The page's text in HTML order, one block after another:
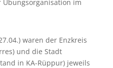
Übungsorganisation im
waren der Enzkreis
und die Stadt
in KA-Rüppur) jeweils